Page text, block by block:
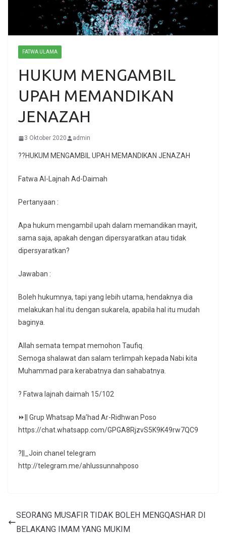
FATWA ULAMA
HUKUM MENGAMBIL
UPAH MEMANDIKAN
JENAZAH
3 Oktober 2020 admin
??HUKUM MENGAMBIL UPAH MEMANDIKAN JENAZAH
Fatwa Al-Lajnah Ad-Daimah
Pertanyaan :
Apa hukum mengambil upah dalam memandikan mayit,
sama saja, apakah dengan dipersyaratkan atau tidak
dipersyaratkan?
Jawaban :
Boleh hukumnya, tapi yang lebih utama, hendaknya dia
melakukan hal itu dengan sukarela, apabila hal itu mudah
baginya.
Allah semata tempat memohon Taufiq.
Semoga shalawat dan salam terlimpah kepada Nabi kita
Muhammad para kerabatnya dan sahabatnya.
? Fatwa lajnah daimah 15/102
⏩|| Grup Whatsap Ma’had Ar-Ridhwan Poso
https://chat.whatsapp.com/GPGA8RjzvS5K9K49rw7QC9
?||_Join chanel telegram
http://telegram.me/ahlussunnahposo
SEORANG MUSAFIR TIDAK BOLEH MENGQASHAR DI
BELAKANG IMAM YANG MUKIM